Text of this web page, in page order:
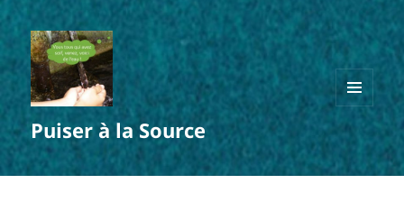
Puiser à la Source
MENU
ET
WIDGETS